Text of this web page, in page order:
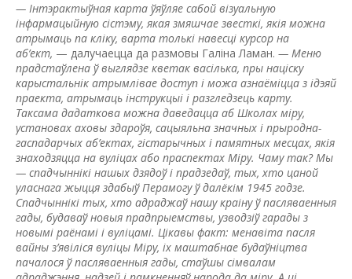
— Інтэрактыўная карта ўяўляе сабой візуальную
інфармацыйную сістэму, якая змяшчае звесткі, якія можна
атры­маць па кліку, варта толькі навесці курсор на
аб’ект, — далучаецца да размовы Галіна Ламан. — Меню
прадстаўлена ў выглядзе кветак васілька, пры націску
карыстальнік атрымлівае доступ і можа азнаёміцца з ідэяй
праекта, атрымаць інструкцыі і разгледзець карту.
Таксама дадаткова можна даведацца аб Школах міру,
установах аховы здароўя, сацыяльна значных і прыродна-
гаспадарчых аб’ектах, гістарычных і памятных месцах, якія
знаходзяцца на вуліцах або праспектах Міру. Чаму так? Мы
— спадчыннікі нашых дзядоў і прадзедаў, тых, хто цаной
уласнага жыцця здабыў Перамогу ў далёкім 1945 годзе.
Спадчыннікі тых, хто адраджаў нашу краіну ў пасляваенныя
гады, будаваў новыя прадпрыемствы, узводзіў гарады з
новымі раёнамі і вуліцамі. Цікавы факт: менавіта пасля
вайны з’явіліся вуліцы Міру, іх маштабнае будаўніцтва
пачалося ў пасляваенныя гады, стаўшы сімвалам